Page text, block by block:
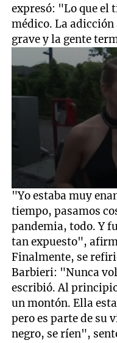
expresó: "Lo que el
médico. La adicción
grave y la gente
0
seconds
of
4
minutes,
31
seconds
"Yo estaba muy
tiempo, pasamos
pandemia, todo. Y
tan expuesto",
Finalmente, se
Barbieri: "Nunca
escribió. Al
un montón. Ella
pero es parte de su
negro, se ríen",